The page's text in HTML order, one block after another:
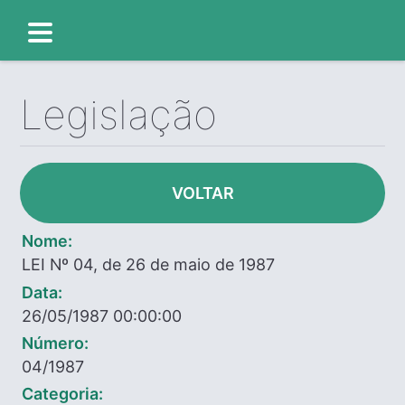
Legislação
VOLTAR
Nome:
LEI Nº 04, de 26 de maio de 1987
Data:
26/05/1987 00:00:00
Número:
04/1987
Categoria: